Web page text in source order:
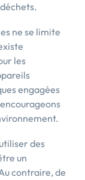
ne se limite
les
engagées
des
un
contraire, de